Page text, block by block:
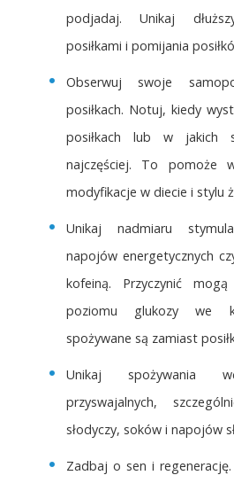
podjadaj. Unikaj
posiłkami i pomijania
Obserwuj swoje
posiłkach. Notuj, kiedy
posiłkach lub w jakich
najczęściej. To pomoże
modyfikacje w diecie i stylu
Unikaj nadmiaru
napojów energetycznych
kofeiną. Przyczynić
poziomu glukozy we
spożywane są zamiast
Unikaj spożywania
przyswajalnych,
słodyczy, soków i napojów
Zadbaj o sen i